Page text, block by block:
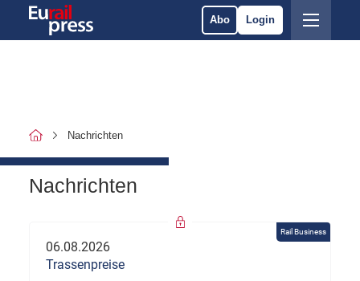
Abo Login
Nachrichten
Nachrichten
Rail Business
06.08.2026
Trassenpreise